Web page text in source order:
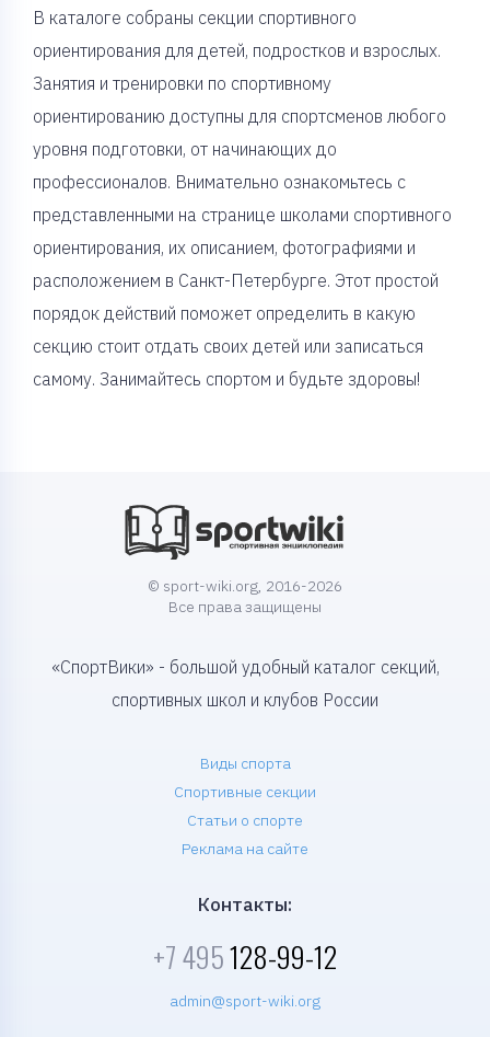
В каталоге собраны секции спортивного
ориентирования для детей, подростков и взрослых.
Занятия и тренировки по спортивному
ориентированию доступны для спортсменов любого
уровня подготовки, от начинающих до
профессионалов. Внимательно ознакомьтесь с
представленными на странице школами спортивного
ориентирования, их описанием, фотографиями и
расположением в Санкт-Петербурге. Этот простой
порядок действий поможет определить в какую
секцию стоит отдать своих детей или записаться
самому. Занимайтесь спортом и будьте здоровы!
© sport-wiki.org, 2016-2026
Все права защищены
«СпортВики» - большой удобный каталог секций,
спортивных школ и клубов России
Виды спорта
Спортивные секции
Статьи о спорте
Реклама на сайте
Контакты:
+7 495128-99-12
admin@sport-wiki.org